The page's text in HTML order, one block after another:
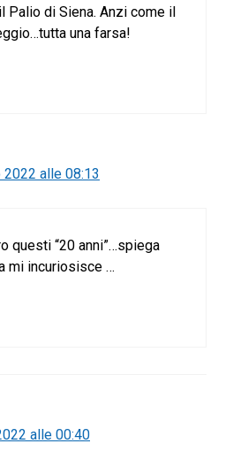
Palio di Siena. Anzi come il
una farsa!
alle 08:13
questi “20 anni”…spiega
mi incuriosisce …
alle 00:40